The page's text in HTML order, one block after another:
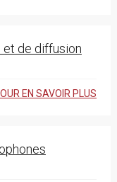
de diffusion
EN SAVOIR PLUS